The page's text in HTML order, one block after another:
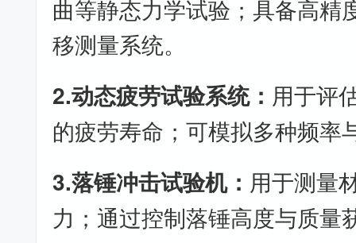
曲等静态力学试验；具备高精
移测量系统。
2.动态疲劳试验系统： 用于评
的疲劳寿命；可模拟多种频率
3.落锤冲击试验机： 用于测量
力；通过控制落锤高度与质量